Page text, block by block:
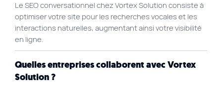
Le SEO conversationnel chez Vortex Solution consiste à
optimiser votre site pour les recherches vocales et les
interactions naturelles, augmentant ainsi votre visibilité
en ligne.
Quelles entreprises collaborent avec Vortex
Solution ?